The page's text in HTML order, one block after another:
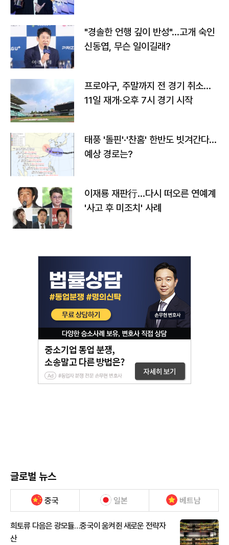
"경솔한 언행 깊이 반성"…고개 숙인
신동엽, 무슨 일이길래?
프로야구, 주말까지 전 경기 취소…
11일 재개·오후 7시 경기 시작
태풍 '돌핀'·'찬홈' 한반도 빗겨간다…
예상 경로는?
이재룡 재판行…다시 떠오른 연예계
'사고 후 미조치' 사례
글로벌 뉴스
중국 일본 베트남
희토류 다음은 광모듈…중국이 움켜쥔 새로운 전략자
산